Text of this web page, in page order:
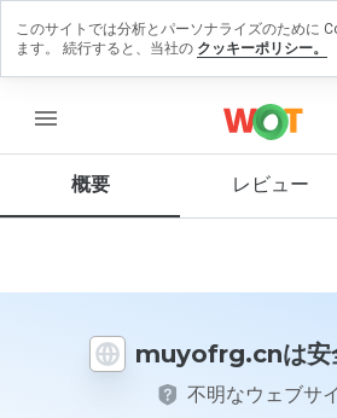
menu
概要 レビュー
muyofrg.cnは安
不明なウェブサ
ビュ
残す
この
イト
このサイトでは分析とパーソナライズのために
ます。 続行すると、当社の クッキーポリシー。